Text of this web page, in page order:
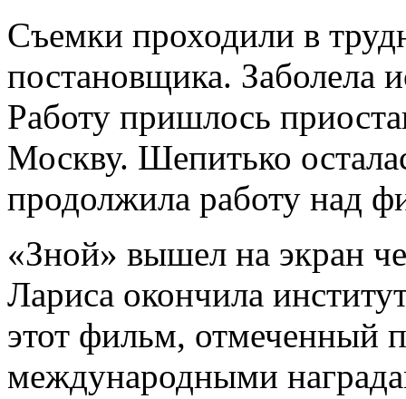
Съемки проходили в
постановщика. Заболела
Работу пришлось
Москву. Шепитько
продолжила работу над
«Зной» вышел на экран
Лариса окончила
этот фильм, отмеченный
международными